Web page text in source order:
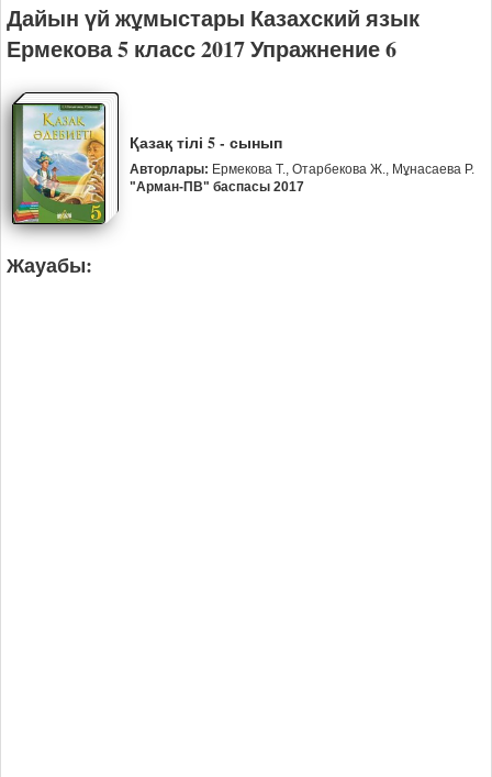
Дайын үй жұмыстары Казахский язык
Ермекова 5 класс 2017 Упражнение 6
Қазақ тілі 5 - сынып
Авторлары: Ермекова Т., Отарбекова Ж., Мұнасаева Р.
"Арман-ПВ" баспасы 2017
Жауабы: